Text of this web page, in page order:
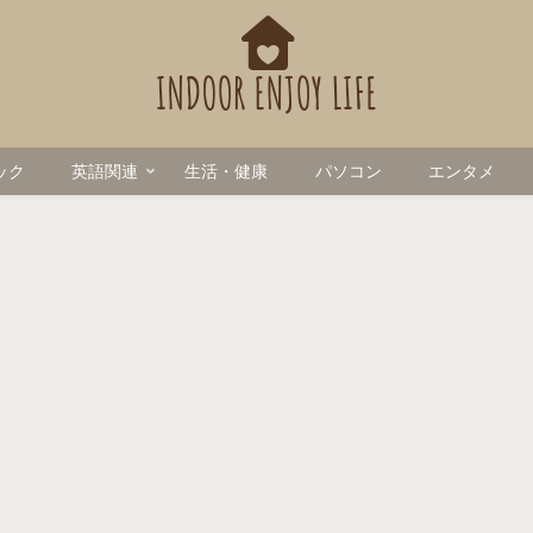
ク 英語関連 生活・健康 パソコン エンタメ